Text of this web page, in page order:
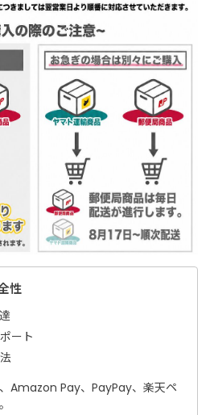
性
ート
Amazon Pay、PayPay、楽天ペ